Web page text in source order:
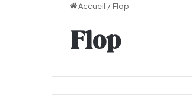
Accueil / Flop
Flop